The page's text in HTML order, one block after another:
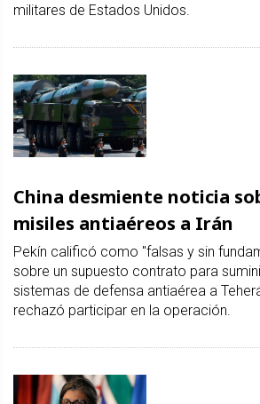
militares de Estados Unidos.
China desmiente noticia
misiles antiaéreos a Irán
Pekín calificó como "falsas y sin
sobre un supuesto contrato para
sistemas de defensa antiaérea a
rechazó participar en la operación.